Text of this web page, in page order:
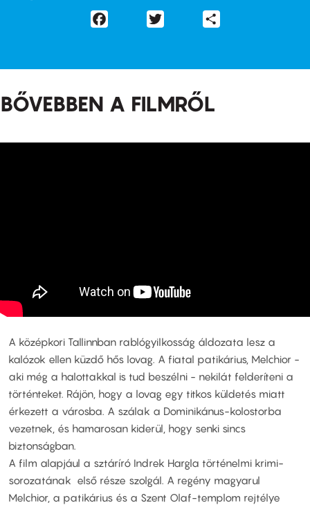
Facebook
BŐVEBBEN A FILMRŐL
A középkori Tallinnban rablógyilkosság áldozata lesz a
kalózok ellen küzdő hős lovag. A fiatal patikárius, Melchior -
aki még a halottakkal is tud beszélni - nekilát felderíteni a
történteket. Rájön, hogy a lovag egy titkos küldetés miatt
érkezett a városba. A szálak a Dominikánus-kolostorba
vezetnek, és hamarosan kiderül, hogy senki sincs
biztonságban.
A film alapjául a sztáríró Indrek Hargla történelmi krimi-
sorozatának első része szolgál. A regény magyarul
Melchior, a patikárius és a Szent Olaf-templom rejtélye